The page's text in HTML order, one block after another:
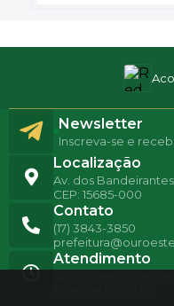
Localização
Av. dos Bandeirantes
CEP: 15685-000
Contato
(17) 3843-3850
Atendimento
Newsletter
Inscreva-se e